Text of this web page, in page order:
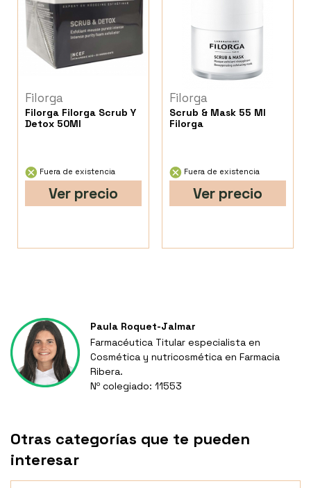
Filorga
Filorga Filorga Scrub Y
Detox 50Ml
Fuera de existencia
Ver precio
Filorga
Scrub & Mask 55 Ml
Filorga
Fuera de existencia
Ver precio
Paula Roquet-Jalmar
Farmacéutica Titular especialista en
Cosmética y nutricosmética en Farmacia
Ribera.
Nº colegiado: 11553
Otras categorías que te pueden
interesar